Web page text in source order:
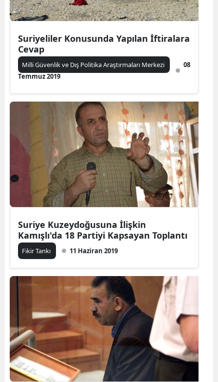
Suriyeliler Konusunda Yapılan İftiralara
Cevap
Milli Güvenlik ve Dış Politika Araştırmaları Merkezi
08
Temmuz 2019
Suriye Kuzeydoğusuna İlişkin
Kamışlı'da 18 Partiyi Kapsayan Toplantı
Fikir Tankı 11 Haziran 2019